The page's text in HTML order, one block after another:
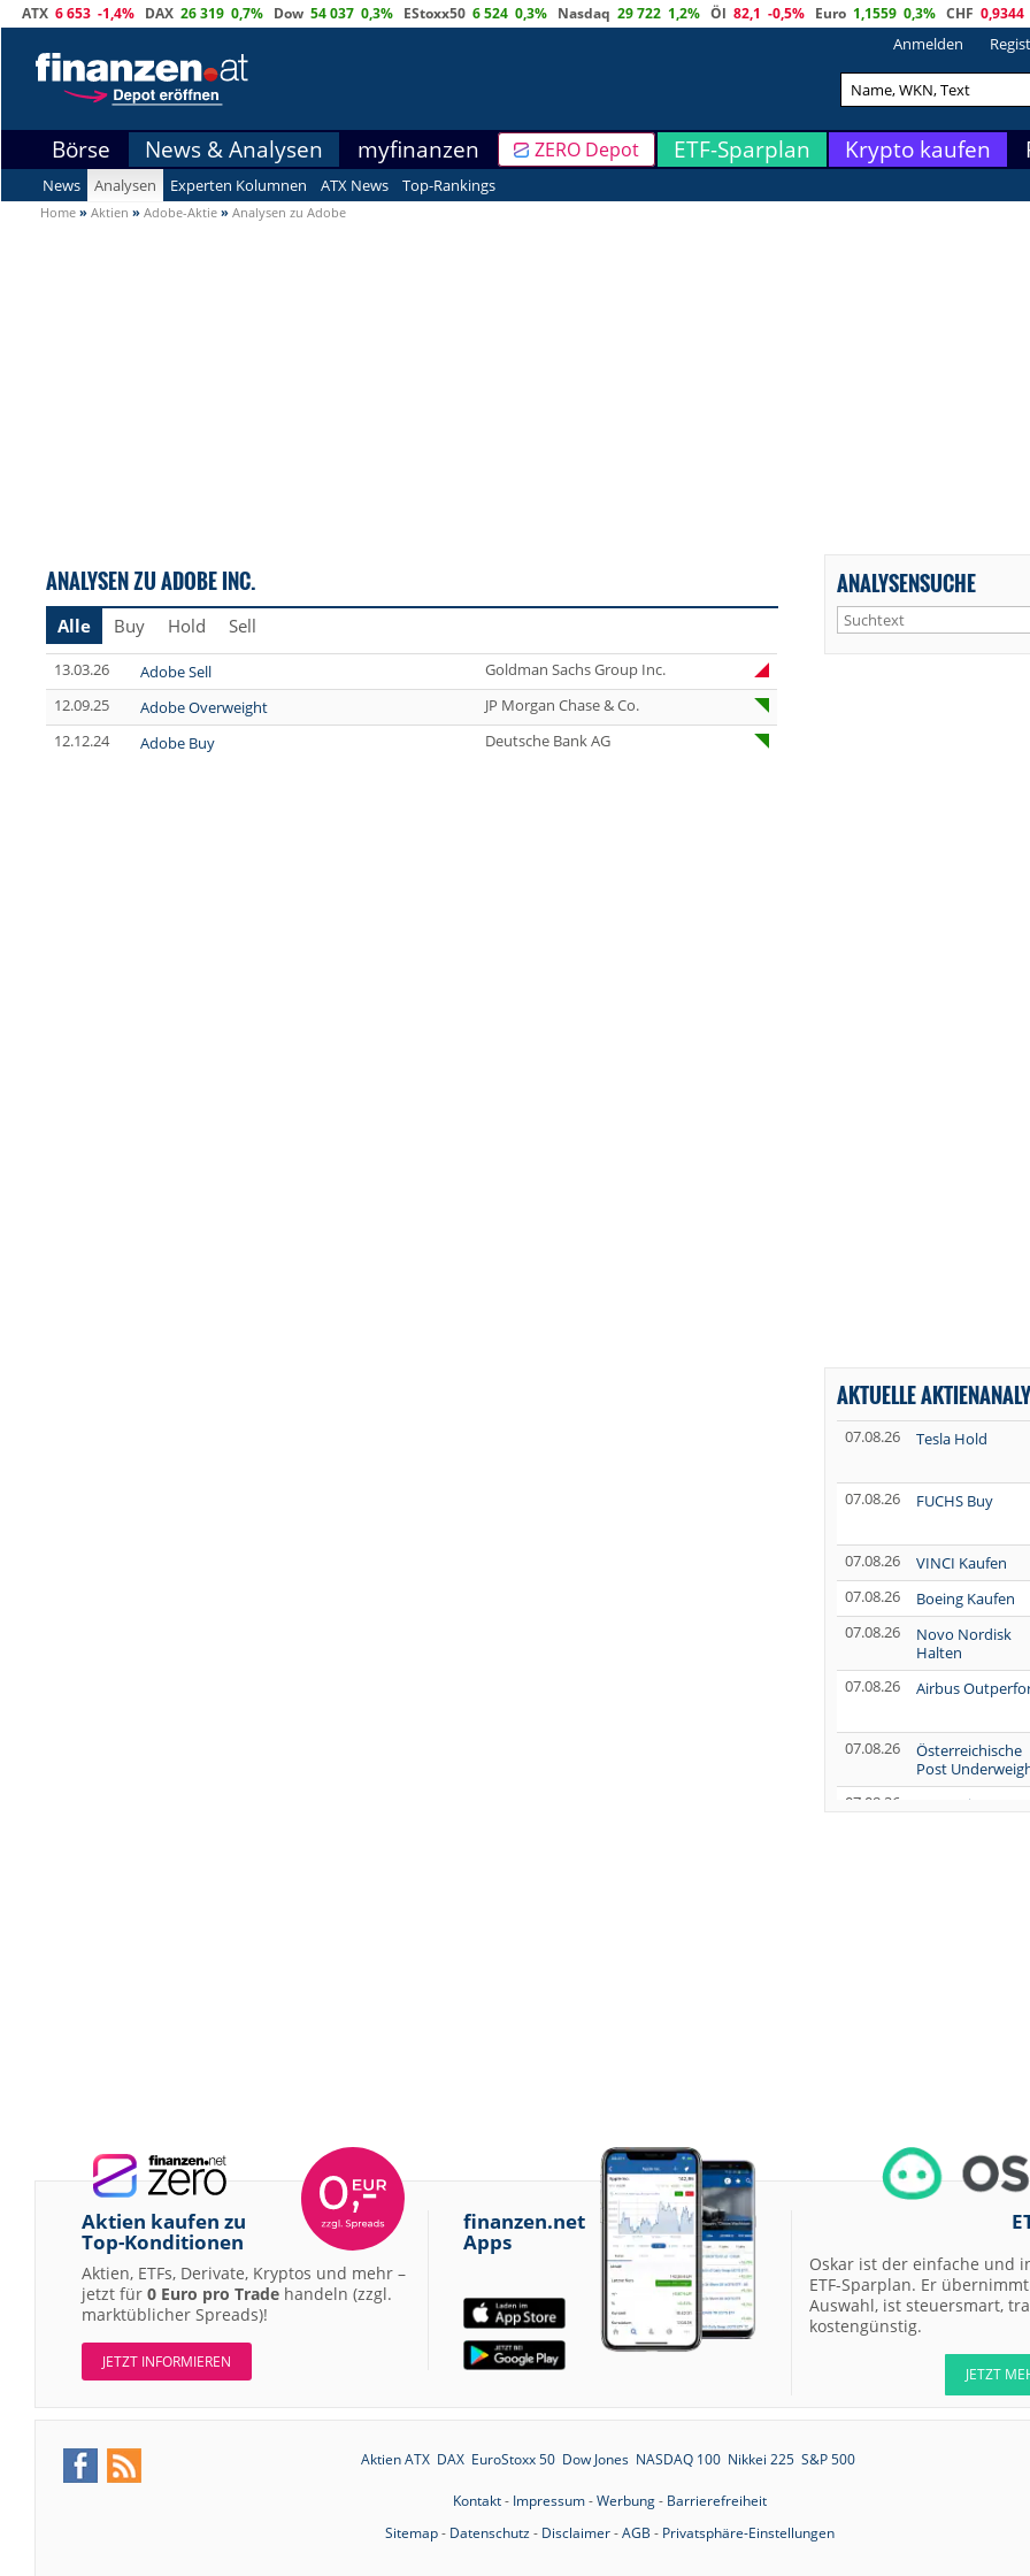
ATX 6 653 -1,4% DAX 26 319 0,7% Dow 54 037 0,3% EStoxx50 6 524 0,3% Nasdaq 29 722 1,2% Öl 82,1 -0,5% Euro 1,1559 0,3% CHF 0,9344
Anmelden
Börse News & Analysen myfinanzen ZERO Depot ETF-Sparplan Krypto kaufen
News Analysen Experten Kolumnen ATX News Top-Rankings
Home » Aktien » Adobe-Aktie » Analysen zu Adobe
ANALYSEN ZU ADOBE INC.
Alle Buy Hold Sell
13.03.26 Adobe Sell
Goldman Sachs Group Inc.
12.09.25
Adobe Overweight
JP Morgan Chase & Co.
12.12.24
Adobe Buy Deutsche Bank AG
ANALYSENSUCHE
AKTUELLE
07.08.26 Tesla Hold
07.08.26 FUCHS Buy
07.08.26
VINCI Kaufen
07.08.26
Boeing Kaufen
07.08.26
Novo Nordisk
Halten
07.08.26
Airbus
07.08.26
Österreichische
Post
07.08.26
SUSS MicroTec
07.08.26
Under Armour
Underweight
IONOS
07.08.26
Springer Nature
Overweight
07.08.26
Henkel vz. Equal
Fraport Equal
Weight
Aktien kaufen zu
Top-Konditionen
Aktien, ETFs, Derivate, Kryptos und mehr –
jetzt für 0 Euro pro Trade handeln (zzgl.
marktüblicher Spreads)!
JETZT INFORMIEREN
finanzen.net
Apps
Oskar ist der einfache und
ETF-Sparplan. Er
Auswahl, ist steuersmart,
kostengünstig.
JETZT
Aktien ATX DAX EuroStoxx 50 Dow Jones NASDAQ 100 Nikkei 225 S&P 500
Kontakt- Impressum-Werbung- Barrierefreiheit
Sitemap- Datenschutz- Disclaimer-AGB - Privatsphäre-Einstellungen